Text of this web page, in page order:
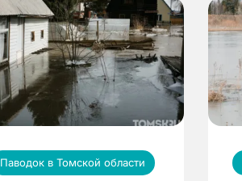
Паводок в Томской области